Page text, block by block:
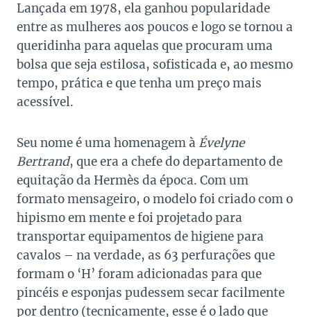
Lançada em 1978, ela ganhou popularidade
entre as mulheres aos poucos e logo se tornou a
queridinha para aquelas que procuram uma
bolsa que seja estilosa, sofisticada e, ao mesmo
tempo, prática e que tenha um preço mais
acessível.
Seu nome é uma homenagem à Évelyne
Bertrand, que era a chefe do departamento de
equitação da Hermès da época. Com um
formato mensageiro, o modelo foi criado com o
hipismo em mente e foi projetado para
transportar equipamentos de higiene para
cavalos – na verdade, as 63 perfurações que
formam o ‘H’ foram adicionadas para que
pincéis e esponjas pudessem secar facilmente
por dentro (tecnicamente, esse é o lado que